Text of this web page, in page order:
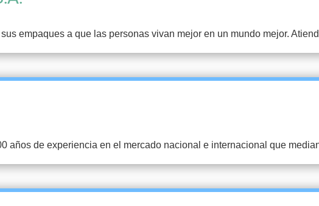
empaques a que las personas vivan mejor en un mundo mejor.
años de experiencia en el mercado nacional e internacional que